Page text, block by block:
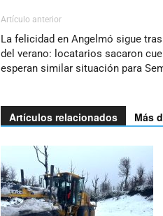
Artículo anterior
La felicidad en Angelmó sigue
del verano: locatarios sacaron
esperan similar situación para
Artículos relacionados Más